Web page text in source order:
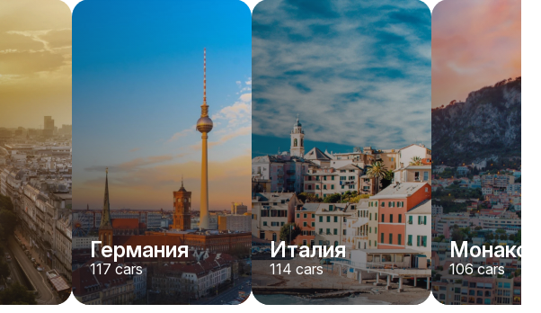
От 1500
Rolls-Royce
2022•кабриолет
YJPXZKDA
От 2200
Забронировать сейчас
Германия
117 cars
Италия
114 cars
Монако
106cars